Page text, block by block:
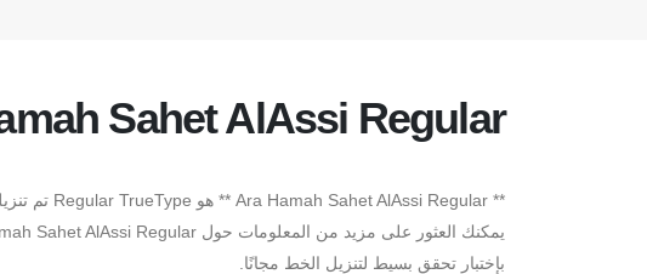
Sahet AlAssi Regular
بإختبار تحقق بسيط لتنزيل الخط مجانًا.